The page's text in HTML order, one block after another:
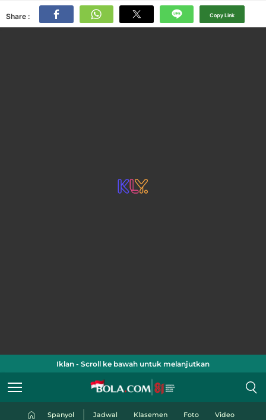
Share : Copy Link
Iklan - Scroll ke bawah untuk melanjutkan
Spanyol Jadwal Klasemen Foto Video